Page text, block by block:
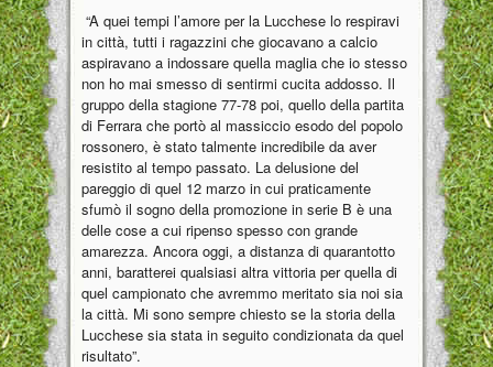
“A quei tempi l’amore per la Lucchese lo respiravi
in città, tutti i ragazzini che giocavano a calcio
aspiravano a indossare quella maglia che io stesso
non ho mai smesso di sentirmi cucita addosso. Il
gruppo della stagione 77-78 poi, quello della partita
di Ferrara che portò al massiccio esodo del popolo
rossonero, è stato talmente incredibile da aver
resistito al tempo passato. La delusione del
pareggio di quel 12 marzo in cui praticamente
sfumò il sogno della promozione in serie B è una
delle cose a cui ripenso spesso con grande
amarezza. Ancora oggi, a distanza di quarantotto
anni, baratterei qualsiasi altra vittoria per quella di
quel campionato che avremmo meritato sia noi sia
la città. Mi sono sempre chiesto se la storia della
Lucchese sia stata in seguito condizionata da quel
risultato”.